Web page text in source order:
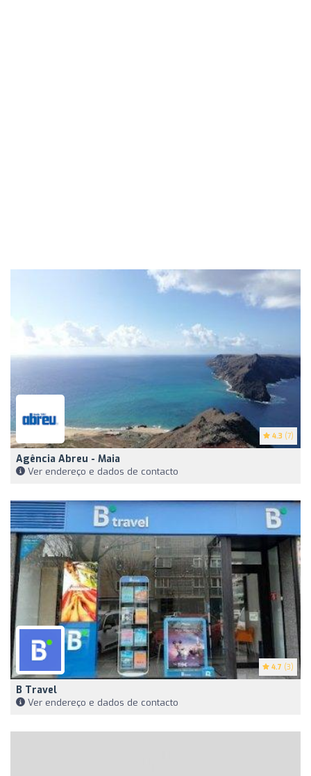
4.3 (7)
Agência Abreu - Maia
Ver endereço e dados de contacto
4.7 (3)
B Travel
Ver endereço e dados de contacto